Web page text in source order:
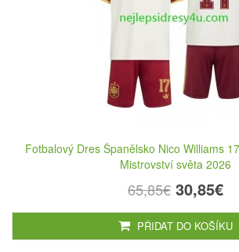
Fotbalový Dres Španělsko Nico Williams
Mistrovství světa 2026
65,85€ 30,85€
PŘIDAT DO KOŠÍKU